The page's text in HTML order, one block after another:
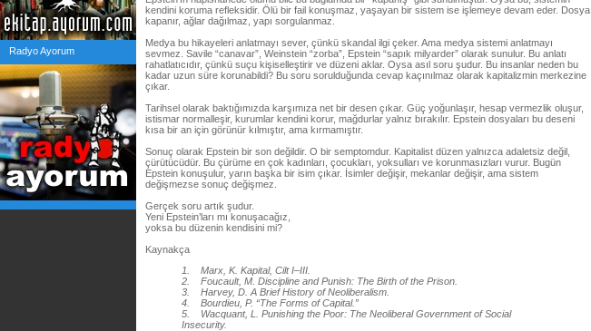
Radyo Ayorum
kendini koruma refleksidir. Ölü bir fail konuşmaz, yaşayan bir sistem ise işlemeye devam eder. Dosya
kapanır, ağlar dağılmaz, yapı sorgulanmaz.
Medya bu hikayeleri anlatmayı sever, çünkü skandal ilgi çeker. Ama medya sistemi anlatmayı
sevmez. Savile “canavar”, Weinstein “zorba”, Epstein “sapık milyarder” olarak sunulur. Bu anlatı
rahatlatıcıdır, çünkü suçu kişiselleştirir ve düzeni aklar. Oysa asıl soru şudur. Bu insanlar neden bu
kadar uzun süre korunabildi? Bu soru sorulduğunda cevap kaçınılmaz olarak kapitalizmin merkezine
çıkar.
Tarihsel olarak baktığımızda karşımıza net bir desen çıkar. Güç yoğunlaşır, hesap vermezlik oluşur,
istismar normalleşir, kurumlar kendini korur, mağdurlar yalnız bırakılır. Epstein dosyaları bu deseni
kısa bir an için görünür kılmıştır, ama kırmamıştır.
Sonuç olarak Epstein bir son değildir. O bir semptomdur. Kapitalist düzen yalnızca adaletsiz değil,
çürütücüdür. Bu çürüme en çok kadınları, çocukları, yoksulları ve korunmasızları vurur. Bugün
Epstein konuşulur, yarın başka bir isim çıkar. İsimler değişir, mekanlar değişir, ama sistem
değişmezse sonuç değişmez.
Gerçek soru artık şudur.
Yeni Epstein’ları mı konuşacağız,
yoksa bu düzenin kendisini mi?
Kaynakça
1. Marx, K. Kapital, Cilt I–III.
2. Foucault, M. Discipline and Punish: The Birth of the Prison.
3. Harvey, D. A Brief History of Neoliberalism.
4. Bourdieu, P. “The Forms of Capital.”
5. Wacquant, L. Punishing the Poor: The Neoliberal Government of Social
Insecurity.